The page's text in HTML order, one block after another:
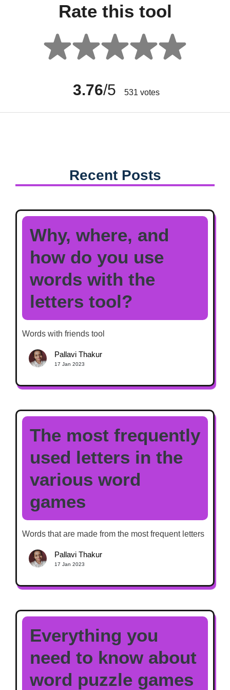
Rate this tool
3.76/5 531 votes
Recent Posts
Why, where, and
how do you use
words with the
letters tool?
Words with friends tool
Pallavi Thakur
17 Jan 2023
The most frequently
used letters in the
various word
games
Words that are made from the most frequent letters
Pallavi Thakur
17 Jan 2023
Everything you
need to know about
word puzzle games